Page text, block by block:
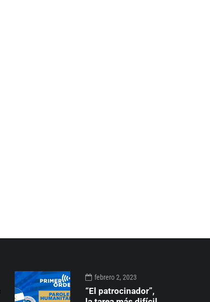
febrero 2, 2023
“El patrocinador”,